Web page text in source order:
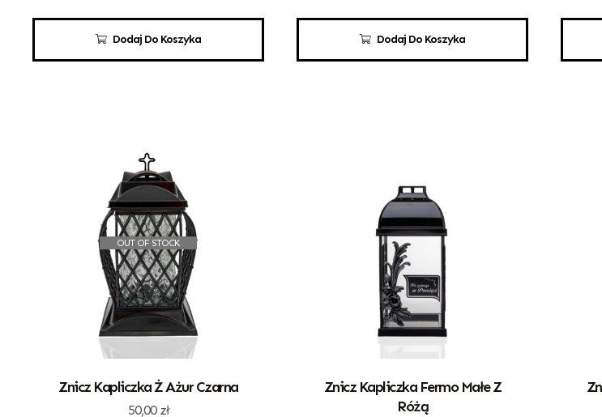
Dodaj Do Koszyka Dodaj Do Koszyka
OUT OF STOCK
Znicz Kapliczka Ż Ażur Czarna
50,00 zł
Znicz Kapliczka Fermo Małe Z
Różą